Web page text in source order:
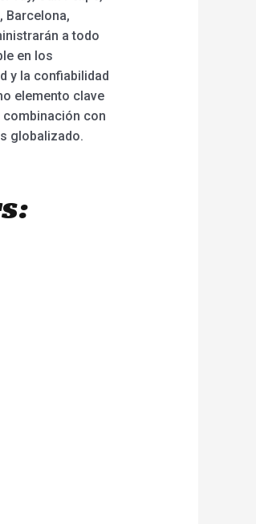
Barcelona,
a todo
en los
y la confiabilidad
elemento clave
con
globalizado.